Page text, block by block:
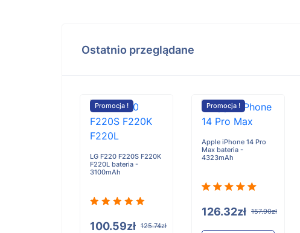
Ostatnio przeglądane
Promocja !
LG F220 F220S F220K
F220L bateria -
3100mAh
100.59zł 125.74zł
Promocja !
Apple iPhone 14 Pro
Max bateria -
4323mAh
126.32zł 157.90zł